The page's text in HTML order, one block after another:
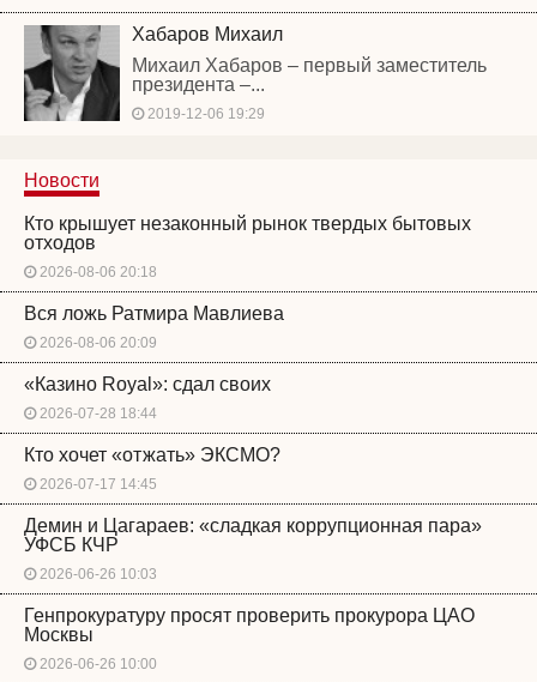
Хабаров Михаил
Михаил Хабаров – первый заместитель
президента –...
2019-12-06 19:29
Новости
Кто крышует незаконный рынок твердых бытовых
отходов
2026-08-06 20:18
Вся ложь Ратмира Мавлиева
2026-08-06 20:09
«Казино Royal»: сдал своих
2026-07-28 18:44
Кто хочет «отжать» ЭКСМО?
2026-07-17 14:45
Демин и Цагараев: «сладкая коррупционная пара»
УФСБ КЧР
2026-06-26 10:03
Генпрокуратуру просят проверить прокурора ЦАО
Москвы
2026-06-26 10:00